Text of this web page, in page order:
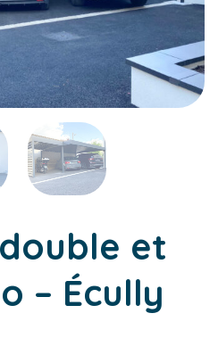
et
– Écully